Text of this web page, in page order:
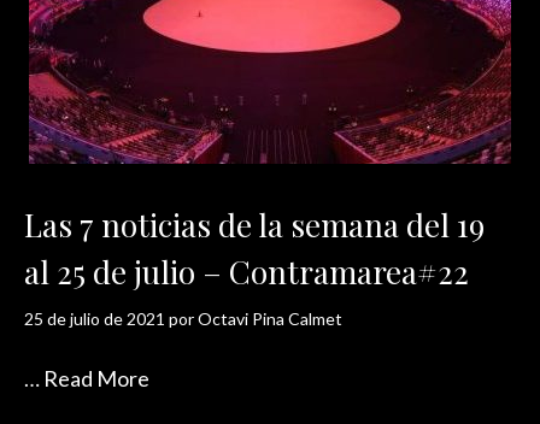
Las 7 noticias de la semana del 19
al 25 de julio – Contramarea#22
25 de julio de 2021 porOctavi Pina Calmet
… Read More